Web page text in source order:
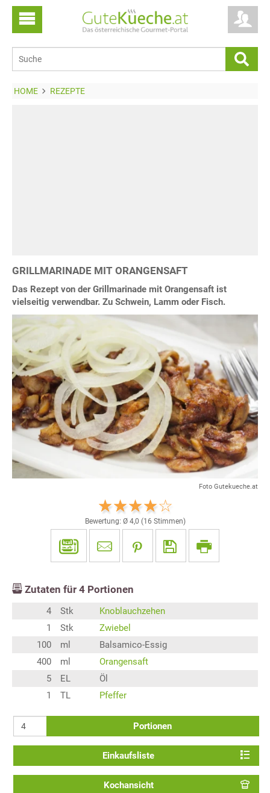
HOME REZEPTE
GRILLMARINADE MIT ORANGENSAFT
Das Rezept von der Grillmarinade mit Orangensaft ist
vielseitig verwendbar. Zu Schwein, Lamm oder Fisch.
Foto Gutekueche.at
Bewertung: Ø 4,0 (16 Stimmen)
Zutaten für 4 Portionen
4 Stk
Knoblauchzehen
1
Stk
Zwiebel
100
ml
Balsamico-Essig
400
ml
Orangensaft
5
EL
Öl
1
TL Pfeffer
Portionen
Einkaufsliste
Kochansicht